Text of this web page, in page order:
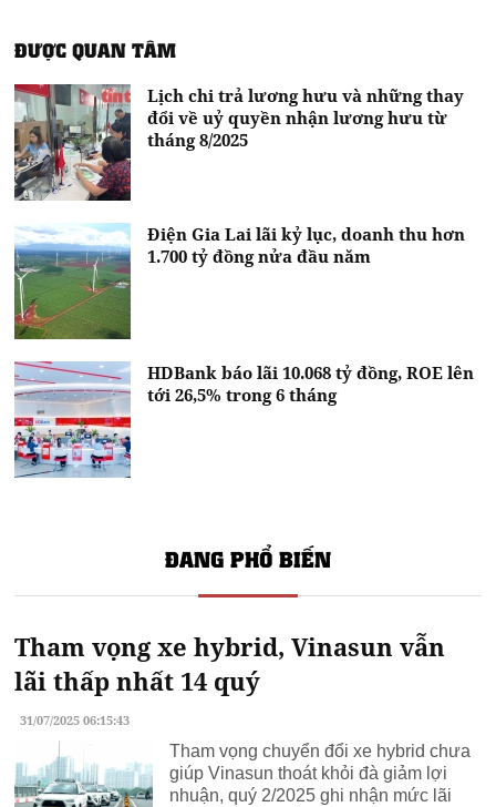
ĐƯỢC QUAN TÂM
Lịch chi trả lương hưu và những thay
đổi về uỷ quyền nhận lương hưu từ
tháng 8/2025
Điện Gia Lai lãi kỷ lục, doanh thu hơn
1.700 tỷ đồng nửa đầu năm
HDBank báo lãi 10.068 tỷ đồng, ROE lên
tới 26,5% trong 6 tháng
ĐANG PHỔ BIẾN
Tham vọng xe hybrid, Vinasun vẫn
lãi thấp nhất 14 quý
31/07/2025 06:15:43
Tham vọng chuyển đổi xe hybrid chưa
giúp Vinasun thoát khỏi đà giảm lợi
nhuận, quý 2/2025 ghi nhận mức lãi